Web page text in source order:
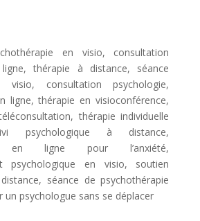
en visio, consultation
thérapie à distance, séance
visio, consultation psychologie,
ligne, thérapie en visioconférence,
thérapie individuelle
psychologique à distance,
en ligne pour l’anxiété,
psychologique en visio, soutien
séance de psychothérapie
un psychologue sans se déplacer